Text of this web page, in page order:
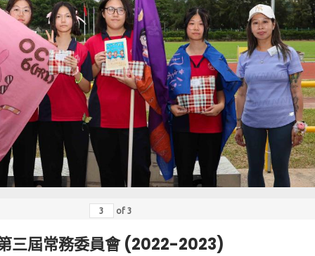
of 3
三屆常務委員會 (2022-2023)